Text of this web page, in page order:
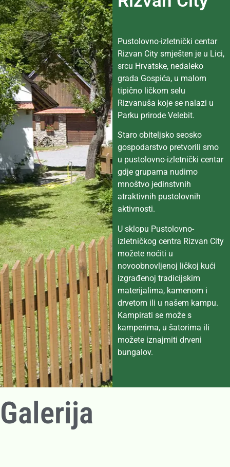
Pustolovno-izletnički centar
Rizvan City smješten je u Lici,
srcu Hrvatske, nedaleko
grada Gospića, u malom
tipično ličkom selu
Rizvanuša koje se nalazi u
Parku prirode Velebit.
Staro obiteljsko seosko
gospodarstvo pretvorili smo
u pustolovno-izletnički centar
gdje grupama nudimo
mnoštvo jedinstvnih
atraktivnih pustolovnih
aktivnosti.
U sklopu Pustolovno-
izletničkog centra Rizvan City
možete noćiti u
novoobnovljenoj ličkoj kući
izgrađenoj tradicijskim
materijalima, kamenom i
drvetom ili u našem kampu.
Kampirati se može s
kamperima, u šatorima ili
možete iznajmiti drveni
bungalov.
Galerija